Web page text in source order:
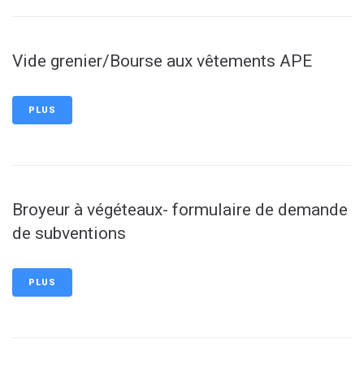
Vide grenier/Bourse aux vêtements APE
PLUS
Broyeur à végéteaux- formulaire de demande
de subventions
PLUS